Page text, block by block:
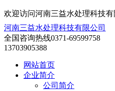
欢迎访问河南三益水处理科技有
河南三益水处理科技有限公司
全国咨询热线0371-69599758
13703905388
网站首页
企业简介
公司简介